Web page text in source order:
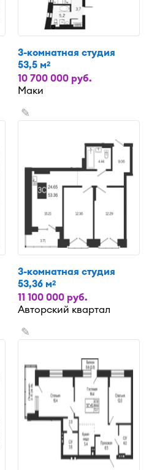
3-комнатная студия
53,5 м2
10 700 000 руб.
Маки
✎
3-комнатная студия
53,36 м2
11 100 000 руб.
Авторский квартал
✎